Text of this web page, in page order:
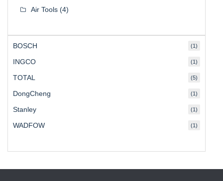
Air Tools (4)
BOSCH (1)
INGCO (1)
TOTAL (5)
DongCheng (1)
Stanley (1)
WADFOW (1)